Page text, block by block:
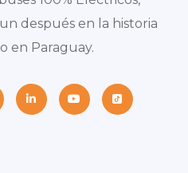
después en la historia
en Paraguay.